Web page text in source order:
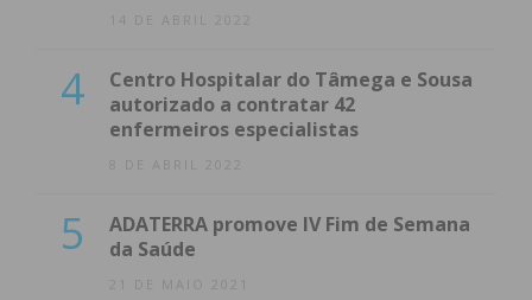
14 DE ABRIL 2022
4
Centro Hospitalar do Tâmega e Sousa
autorizado a contratar 42
enfermeiros especialistas
8 DE ABRIL 2022
5
ADATERRA promove IV Fim de Semana
da Saúde
21 DE MAIO 2021